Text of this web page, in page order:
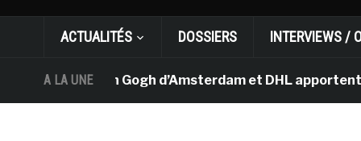
ACTUALITÉS DOSSIERS INTERVIEWS /
A LA UNE
musée Van Gogh d’Amsterdam et DHL apportent